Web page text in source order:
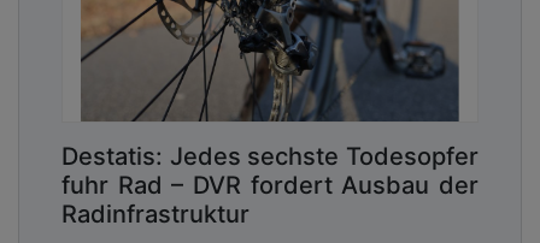
Destatis: Jedes sechste Todesopfer
fuhr Rad – DVR fordert Ausbau der
Radinfrastruktur